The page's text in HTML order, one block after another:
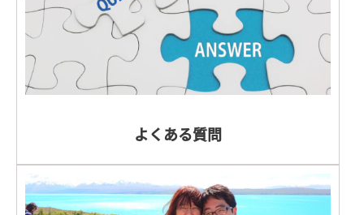
よくある質問